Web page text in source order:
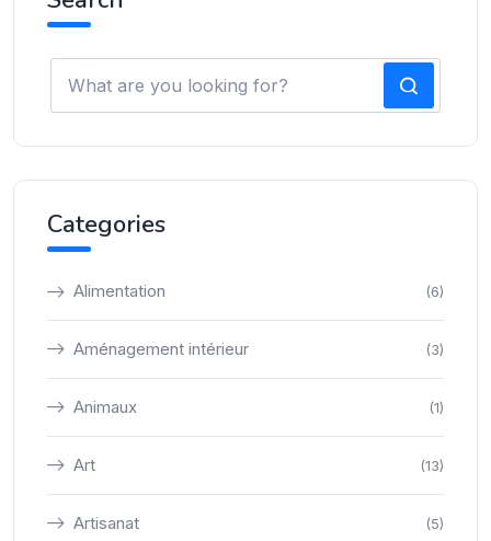
Categories
Alimentation (6)
Aménagement intérieur (3)
Animaux (1)
Art (13)
Artisanat (5)